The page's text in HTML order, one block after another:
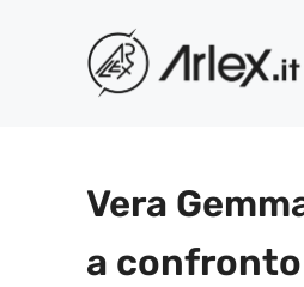
contenuto
Vera
a confronto